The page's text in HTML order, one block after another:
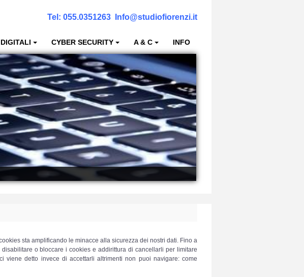
Tel: 055.0351263 Info@studiofiorenzi.it
CYBER SECURITY A & C INFO
sta amplificando le minacce alla sicurezza dei nostri dati. Fino a
o bloccare i cookies e addirittura di cancellarli per limitare
viene detto invece di accettarli altrimenti non puoi navigare: come